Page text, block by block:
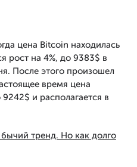
цена Bitcoin находилась
рост на 4%, до 9383$ в
После этого произошел
время цена
и располагается в